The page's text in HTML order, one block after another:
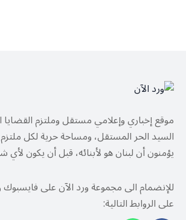
موقع إخباري وإعلامي مستقل وملتزم القضايا
السيد الحر المستقل، ومساحة حرية لكل
يؤمنون أن لبنان هو لأبنائه، قبل أن يكون
للإنضمام الى مجموعة ورد الآن على
على الروابط التالية: